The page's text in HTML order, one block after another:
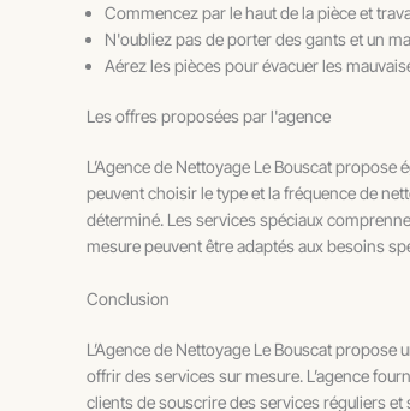
Commencez par le haut de la pièce et
N'oubliez pas de porter des gants et un
Aérez les pièces pour évacuer les
Les offres proposées par l'agence
L’Agence de Nettoyage Le Bouscat
peuvent choisir le type et la fréquence de
déterminé. Les services spéciaux
mesure peuvent être adaptés aux besoins
Conclusion
L’Agence de Nettoyage Le Bouscat
offrir des services sur mesure. L’agence
clients de souscrire des services réguliers